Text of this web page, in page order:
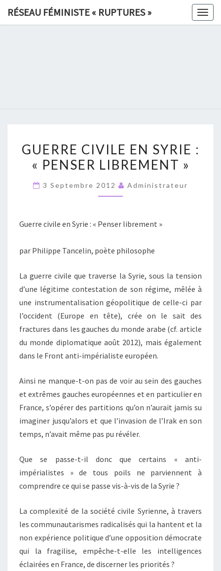
RÉSEAU FÉMINISTE « RUPTURES »
»
CIVILE
EN
GUERRE CIVILE EN SYRIE :
« PENSER LIBREMENT »
3 Septembre 2012 Administrateur
Guerre civile en Syrie : « Penser librement »
par Philippe Tancelin, poète philosophe
La guerre civile que traverse la Syrie, sous la tension
d’une légitime contestation de son régime, mêlée à
une instrumentalisation géopolitique de celle-ci par
l’occident (Europe en tête), crée on le sait des
fractures dans les gauches du monde arabe (cf. article
du monde diplomatique août 2012), mais également
dans le Front anti-impérialiste européen.
Ainsi ne manque-t-on pas de voir au sein des gauches
et extrêmes gauches européennes et en particulier en
France, s’opérer des partitions qu’on n’aurait jamis su
imaginer jusqu’alors et que l’invasion de l’Irak en son
temps, n’avait même pas pu révéler.
Que se passe-t-il donc que certains « anti-
impérialistes » de tous poils ne parviennent à
comprendre ce qui se passe vis-à-vis de la Syrie ?
La complexité de la société civile Syrienne, à travers
les communautarismes radicalisés qui la hantent et la
non expérience politique d’une opposition démocrate
qui la fragilise, empêche-t-elle les intelligences
éclairées en France, de discerner les priorités ?